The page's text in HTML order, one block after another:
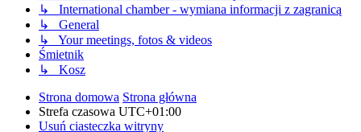
↳ International chamber - wymiana informacji z zagranicą
↳ General
↳ Your meetings, fotos & videos
Śmietnik
↳ Kosz
Strona domowa Strona główna
Strefa czasowa UTC+01:00
Usuń ciasteczka witryny